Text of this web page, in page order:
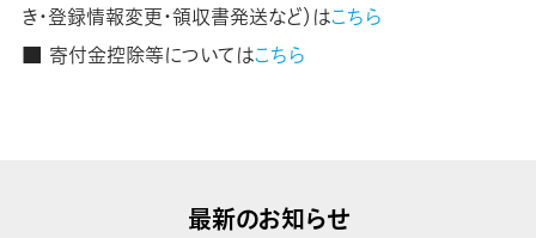
き・登録情報変更・領収書発送など）はこちら
■ 寄付金控除等についてはこちら
最新のお知らせ